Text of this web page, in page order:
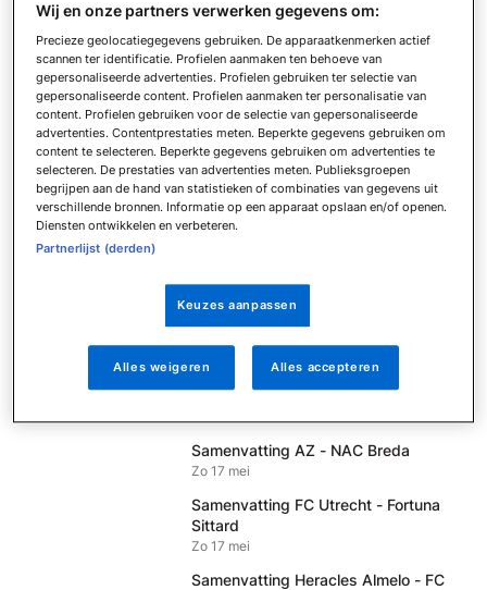
Vr 7 augustus
Samenvatting Ajax - FC Utrecht
Zo 24 mei
Samenvatting FC Utrecht - sc
Heerenveen
Do 21 mei
Samenvatting Ajax - FC Groningen
Do 21 mei
Zo 17 mei
Eagles
Zo 17 mei
Samenvatting FC Volendam - Telstar
Samenvatting AZ - NAC Breda
Zo 17 mei
Samenvatting FC Utrecht - Fortuna
Sittard
Zo 17 mei
Samenvatting Heracles Almelo - FC
Wij en onze partners verwerken gegevens om:
Precieze geolocatiegegevens gebruiken. De apparaatkenmerken actief
scannen ter identificatie. Profielen aanmaken ten behoeve van
gepersonaliseerde advertenties. Profielen gebruiken ter selectie van
gepersonaliseerde content. Profielen aanmaken ter personalisatie van
content. Profielen gebruiken voor de selectie van gepersonaliseerde
advertenties. Contentprestaties meten. Beperkte gegevens gebruiken om
content te selecteren. Beperkte gegevens gebruiken om advertenties te
selecteren. De prestaties van advertenties meten. Publieksgroepen
begrijpen aan de hand van statistieken of combinaties van gegevens uit
verschillende bronnen. Informatie op een apparaat opslaan en/of openen.
Diensten ontwikkelen en verbeteren.
Partnerlijst (derden)
Keuzes aanpassen
Alles weigeren Alles accepteren